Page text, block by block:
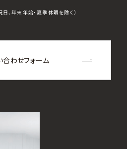
日、年末年始・夏季休暇を除く）
合わせフォーム